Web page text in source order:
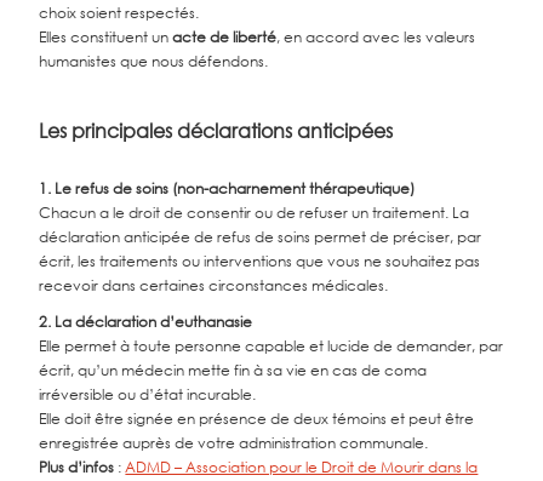
choix soient respectés.
Elles constituent unacte de liberté, en accord avec les valeurs
humanistes que nous défendons.
Les principales déclarations anticipées
1. Le refus de soins (non-acharnement thérapeutique)
Chacun a le droit de consentir ou de refuser un traitement. La
déclaration anticipée de refus de soins permet de préciser, par
écrit, les traitements ou interventions que vous ne souhaitez pas
recevoir dans certaines circonstances médicales.
2. La déclaration d’euthanasie
Elle permet à toute personne capable et lucide de demander, par
écrit, qu’un médecin mette fin à sa vie en cas de coma
irréversible ou d’état incurable.
Elle doit être signée en présence de deux témoins et peut être
enregistrée auprès de votre administration communale.
Plus d’infos :ADMD – Association pour le Droit de Mourir dans la